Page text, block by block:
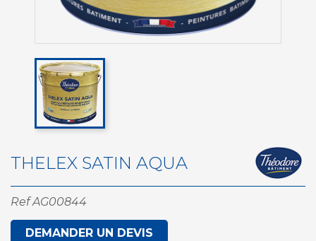
THELEX SATIN AQUA
Ref AG00844
DEMANDER UN DEVIS